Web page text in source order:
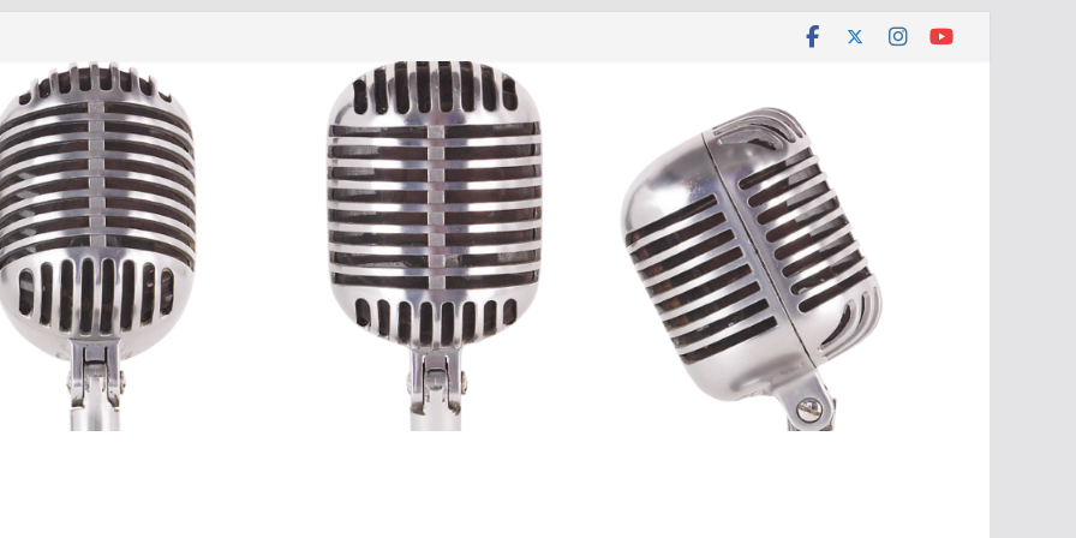
Trifft sich zur Finalisierung der
trifft sich erneut im Medienforum
– Anonyme Alkoholiker
im Medienforum
und Mitgliederversammlung am